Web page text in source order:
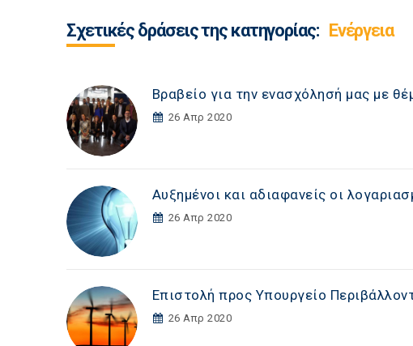
Σχετικές δράσεις της κατηγορίας: Ενέργεια
Βραβείο για την ενασχόλησή μας με
26 Απρ 2020
Αυξημένοι και αδιαφανείς οι
26 Απρ 2020
Επιστολή προς Υπουργείο
26 Απρ 2020